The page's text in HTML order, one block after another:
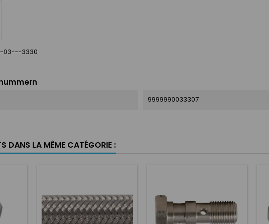
03---3330
9999990033307
DANS LA MÊME CATÉGORIE :